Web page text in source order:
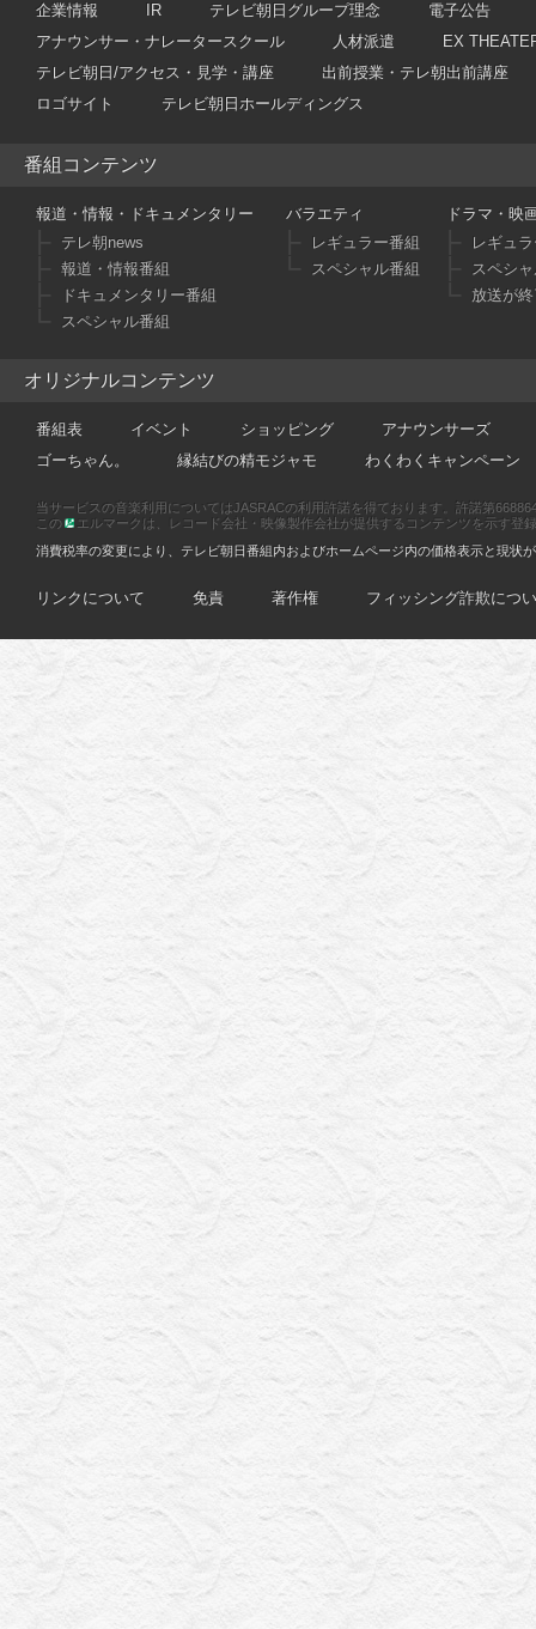
企業情報 IR テレビ朝日グループ理念
電子公告
アナウンサー・ナレータースクール
人材派遣
EX
テレビ朝日/アクセス・見学・講座
出前授業・テレ朝出前講座
ロゴサイト
テレビ朝日ホールディングス
番組コンテンツ
報道・情報・ドキュメンタリー
テレ朝news
報道・情報番組
ドキュメンタリー番組
スペシャル番組
バラエティ
レギュラー番組
スペシャル番組
ドラマ・映
レギュ
スペシ
放送が
オリジナルコンテンツ
番組表 イベント ショッピング
アナウンサーズ
ゴーちゃん。
縁結びの精モジャモ わくわくキャンペーン
当サービスの音楽利用についてはJASRACの利用許諾を得ております。許諾第
この
エルマークは、レコード会社・映像製作会社が提供するコンテンツを示す登
消費税率の変更により、テレビ朝日番組内およびホームページ内の価格表示と現状
リンクについて 免責 著作権 フィッシング詐欺につ